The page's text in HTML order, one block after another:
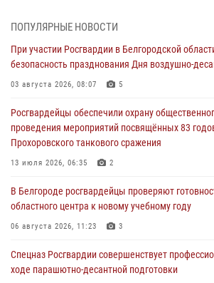
нуждающимся гражданам
09 августа 2026, 11:44
операция войск правопорядка
08 августа 2026, 14:39
Заместитель директора Росгвардии генерал-
Днем физкультурника
08 августа 2026, 14:32
Народной Республики
07 августа 2026, 16:37
ПОПУЛЯРНЫЕ НОВОСТИ
При участии Росгвардии в Белгородской
безопасность празднования Дня воздушно-
03 августа 2026, 08:07 5
Росгвардейцы обеспечили охрану
проведения мероприятий посвящённых 83
Прохоровского танкового сражения
13 июля 2026, 06:35 2
В Белгороде росгвардейцы проверяют
областного центра к новому учебному году
06 августа 2026, 11:23 3
Спецназ Росгвардии совершенствует
ходе парашютно-десантной подготовки